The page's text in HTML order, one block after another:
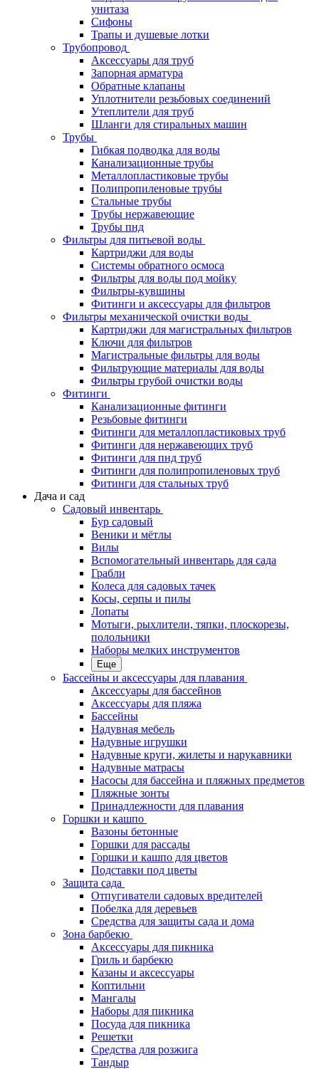
унитаза
Сифоны
Трапы и душевые лотки
Трубопровод
Аксессуары для труб
Запорная арматура
Обратные клапаны
Уплотнители резьбовых соединений
Утеплители для труб
Шланги для стиральных машин
Трубы
Гибкая подводка для воды
Канализационные трубы
Металлопластиковые трубы
Полипропиленовые трубы
Стальные трубы
Трубы нержавеющие
Трубы пнд
Фильтры для питьевой воды
Картриджи для воды
Системы обратного осмоса
Фильтры для воды под мойку
Фильтры-кувшины
Фитинги и аксессуары для фильтров
Фильтры механической очистки воды
Картриджи для магистральных фильтров
Ключи для фильтров
Магистральные фильтры для воды
Фильтрующие материалы для воды
Фильтры грубой очистки воды
Фитинги
Канализационные фитинги
Резьбовые фитинги
Фитинги для металлопластиковых труб
Фитинги для нержавеющих труб
Фитинги для пнд труб
Фитинги для полипропиленовых труб
Фитинги для стальных труб
Дача и сад
Садовый инвентарь
Бур садовый
Веники и мётлы
Вилы
Вспомогательный инвентарь для сада
Грабли
Колеса для садовых тачек
Косы, серпы и пилы
Лопаты
Мотыги, рыхлители, тяпки, плоскорезы,
полольники
Наборы мелких инструментов
Еще
Бассейны и аксессуары для плавания
Аксессуары для бассейнов
Аксессуары для пляжа
Бассейны
Надувная мебель
Надувные игрушки
Надувные круги, жилеты и нарукавники
Надувные матрасы
Насосы для бассейна и пляжных предметов
Пляжные зонты
Принадлежности для плавания
Горшки и кашпо
Вазоны бетонные
Горшки для рассады
Горшки и кашпо для цветов
Подставки под цветы
Защита сада
Отпугиватели садовых вредителей
Побелка для деревьев
Средства для защиты сада и дома
Зона барбекю
Аксессуары для пикника
Гриль и барбекю
Казаны и аксессуары
Коптильни
Мангалы
Наборы для пикника
Посуда для пикника
Решетки
Средства для розжига
Тандыр